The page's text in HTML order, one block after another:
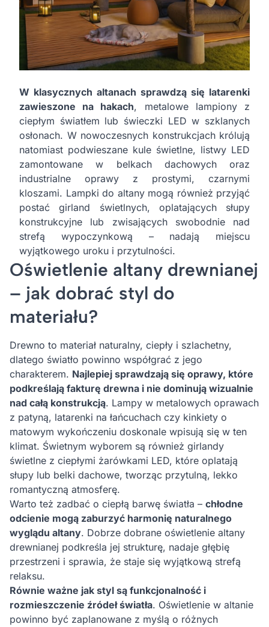
W klasycznych altanach sprawdzą się latarenki
zawieszone na hakach, metalowe lampiony z
ciepłym światłem lub świeczki LED w szklanych
osłonach. W nowoczesnych konstrukcjach królują
natomiast podwieszane kule świetlne, listwy LED
zamontowane w belkach dachowych oraz
industrialne oprawy z prostymi, czarnymi
kloszami. Lampki do altany mogą również przyjąć
postać girland świetlnych, oplatających słupy
konstrukcyjne lub zwisających swobodnie nad
strefą wypoczynkową – nadają miejscu
wyjątkowego uroku i przytulności.
Oświetlenie altany drewnianej
– jak dobrać styl do
materiału?
Drewno to materiał naturalny, ciepły i szlachetny,
dlatego światło powinno współgrać z jego
charakterem. Najlepiej sprawdzają się oprawy, które
podkreślają fakturę drewna i nie dominują wizualnie
nad całą konstrukcją. Lampy w metalowych oprawach
z patyną, latarenki na łańcuchach czy kinkiety o
matowym wykończeniu doskonale wpisują się w ten
klimat. Świetnym wyborem są również girlandy
świetlne z ciepłymi żarówkami LED, które oplatają
słupy lub belki dachowe, tworząc przytulną, lekko
romantyczną atmosferę.
Warto też zadbać o ciepłą barwę światła – chłodne
odcienie mogą zaburzyć harmonię naturalnego
wyglądu altany. Dobrze dobrane oświetlenie altany
drewnianej podkreśla jej strukturę, nadaje głębię
przestrzeni i sprawia, że staje się wyjątkową strefą
relaksu.
Równie ważne jak styl są funkcjonalność i
rozmieszczenie źródeł światła. Oświetlenie w altanie
powinno być zaplanowane z myślą o różnych